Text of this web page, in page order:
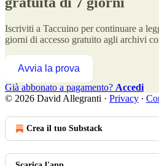
Iscriviti a Taccuino per continuare a
giorni di accesso gratuito agli archivi
Avvia la prova
Già abbonato a pagamento? Accedi
© 2026 David Allegranti · Privacy ∙
Crea il tuo Substack